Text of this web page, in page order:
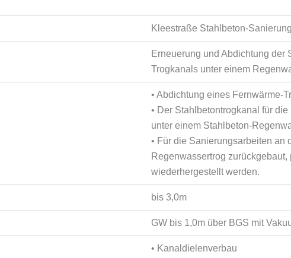
Kleestraße Stahlbeton-
Erneuerung und Abdichtung der
Trogkanals unter einem
• Abdichtung eines Fernwärme-
• Der Stahlbetontrogkanal für
unter einem Stahlbeton-
• Für die Sanierungsarbeiten an
Regenwassertrog
wiederhergestellt werden.
bis 3,0m
GW bis 1,0m über BGS mit
• Kanaldielenverbau